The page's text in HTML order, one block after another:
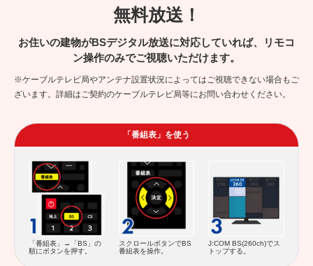
無料放送！
お住いの建物がBSデジタル放送に対応していれば、リモコ
ン操作のみでご視聴いただけます。
※ケーブルテレビ局やアンテナ設置状況によってはご視聴できない場合もご
ざいます。詳細はご契約のケーブルテレビ局等にお問い合わせください。
「番組表」を使う
「番組表」→「BS」の
順にボタンを押す。
スクロールボタンでBS
番組表を操作。
J:COM BS(260ch)でス
トップする。